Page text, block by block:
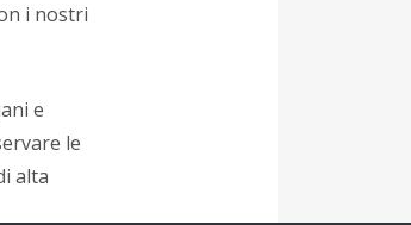
i nostri
e
le
alta